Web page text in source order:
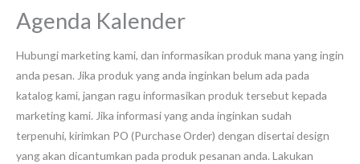
Agenda Kalender
Hubungi marketing kami, dan informasikan produk mana yang ingin
anda pesan. Jika produk yang anda inginkan belum ada pada
katalog kami, jangan ragu informasikan produk tersebut kepada
marketing kami. Jika informasi yang anda inginkan sudah
terpenuhi, kirimkan PO (Purchase Order) dengan disertai design
yang akan dicantumkan pada produk pesanan anda. Lakukan